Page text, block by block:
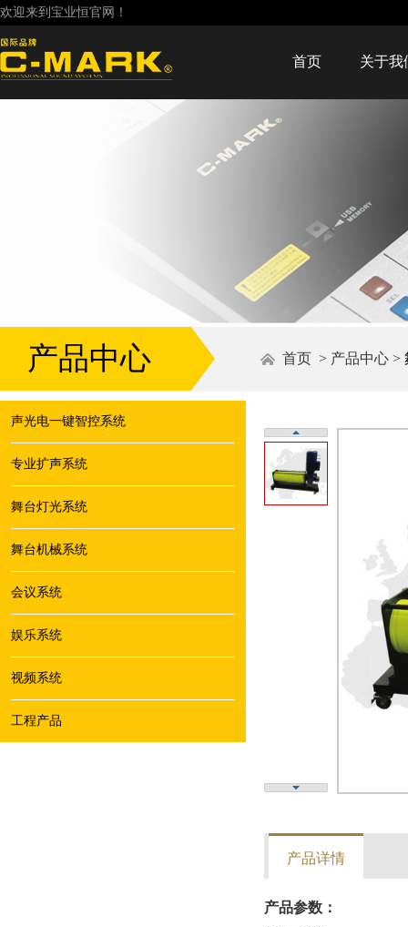
欢迎来到宝业恒官网！
首页 关于我
产品中心 首页 > 产品中心 >
声光电一键智控系统
专业扩声系统
舞台灯光系统
舞台机械系统
会议系统
娱乐系统
视频系统
工程产品
产品详情
产品参数：